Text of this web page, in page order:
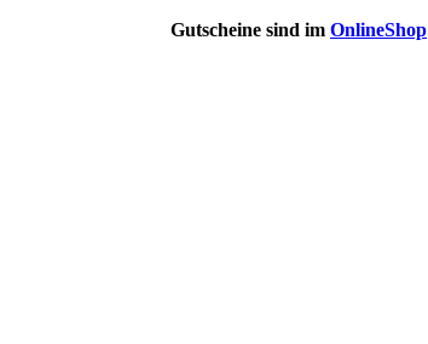
Gutscheine sind im OnlineShop